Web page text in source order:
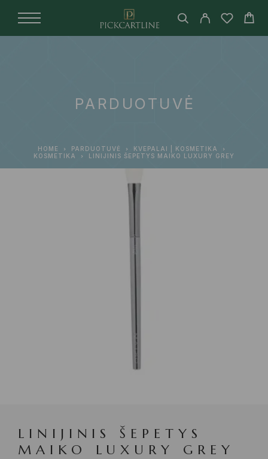
PARDUOTUVĖ
HOME PARDUOTUVĖ
KVEPALAI | KOSMETIKA
KOSMETIKA
LINIJINIS ŠEPETYS MAIKO LUXURY GREY
LINIJINIS ŠEPETYS
MAIKO LUXURY GREY